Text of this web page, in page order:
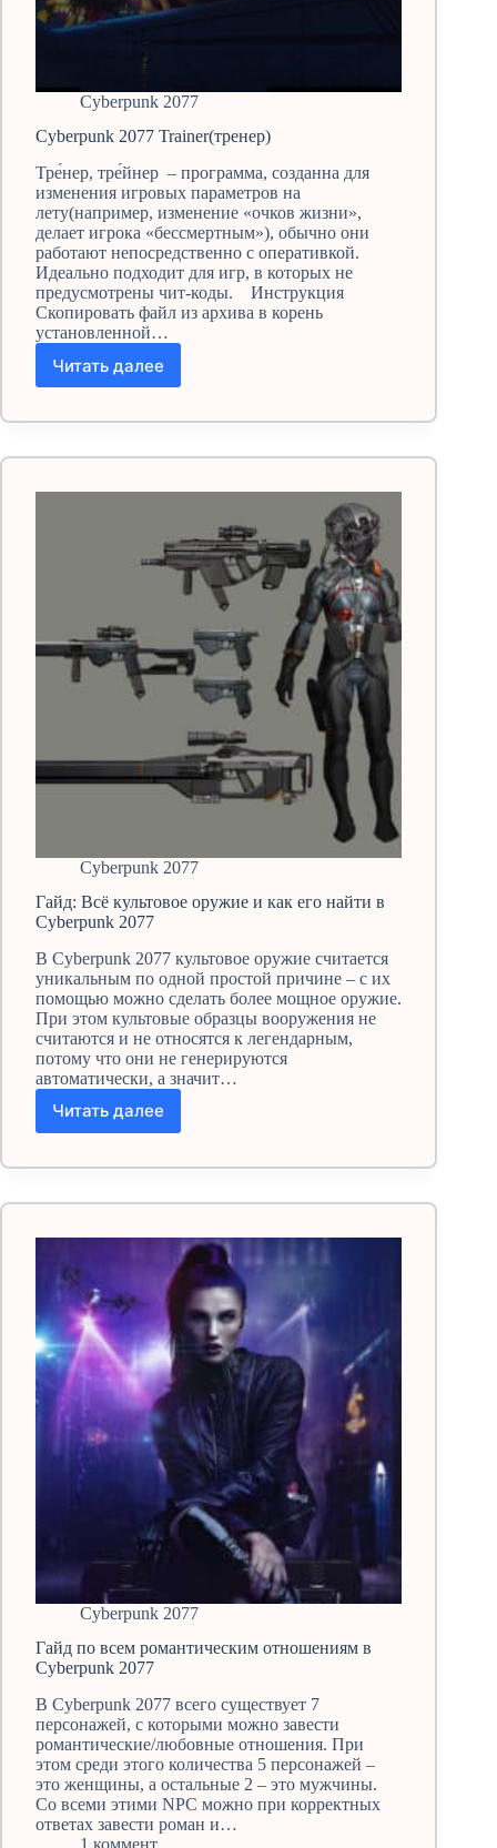
Cyberpunk 2077
Cyberpunk 2077 Trainer(тренер)
Тре́нер, тре́йнер – программа, созданна для
изменения игровых параметров на
лету(например, изменение «очков жизни»,
делает игрока «бессмертным»), обычно они
работают непосредственно с оперативкой.
Идеально подходит для игр, в которых не
предусмотрены чит-коды. Инструкция
Скопировать файл из архива в корень
установленной…
Читать далее
Cyberpunk
Trainer(тренер)
Cyberpunk 2077
Гайд: Всё культовое оружие и как его найти в
Cyberpunk 2077
В Cyberpunk 2077 культовое оружие считается
уникальным по одной простой причине – с их
помощью можно сделать более мощное оружие.
При этом культовые образцы вооружения не
считаются и не относятся к легендарным,
потому что они не генерируются
автоматически, а значит…
Читать далее
Гайд:
культовое
и
Cyberpunk
2077
Cyberpunk 2077
Гайд по всем романтическим отношениям в
Cyberpunk 2077
В Cyberpunk 2077 всего существует 7
персонажей, с которыми можно завести
романтические/любовные отношения. При
этом среди этого количества 5 персонажей –
это женщины, а остальные 2 – это мужчины.
Со всеми этими NPC можно при корректных
ответах завести роман и…
1 коммент